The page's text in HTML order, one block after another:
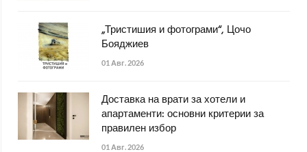
„Тристишия и фотограми“, Цочо
Бояджиев
01 Авг. 2026
Доставка на врати за хотели и
апартаменти: основни критерии за
правилен избор
01 Авг. 2026